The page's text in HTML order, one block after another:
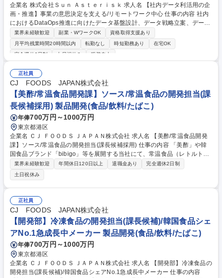
企業名 株式会社Ｓｕｎ Ａｓｔｅｒｉｓｋ 求人名 【社内データ利活用の企
画・推進】事業の意思決定を支える/リモートワーク中心 仕事の内容 社内
におけるDataOps推進に向けたデータ基盤設計、データ戦略立案、データ
ガバナンスのプランニングなどをお任せいたします。事業がデータを起点
に動く仕組みづくりや要件設定に取り組んでいただきます。 【業務詳細】
社内データ基盤のアーキテクチャ設計や既存データインフラ環境の分析、
他部署と連携し、社内に蓄積されたデータを当社の事業戦略の方向性決定
や経営企画チームとの連携まで担っていただきます。データ基盤の設計・
活用方針の立案に加え、若手メンバーへの知識共有やデータ基盤の整備や
利活用に向けた要件定義などの役割も期待しています。 募集職種 【社内
データ利活用の企画・推進】事業の意思決定を支える/リモートワーク中心
業界未経験歓迎 副業・WワークOK
資格取得支援あり
月平均残業時間20時間以内
転勤なし 時短勤務あり
在宅OK
完全週休2日制
土日祝休み 服装自由
正社員
CJ FOODS JAPAN株式会社
【美酢/常温食品開発課】ソース/常温食品の開発担当(課
長候補採用) 製品開発(食品/飲料/たばこ)
年俸700万円～1000万円
東京都港区
企業名 ＣＪ ＦＯＯＤＳ ＪＡＰＡＮ株式会社 求人名 【美酢/常温食品開発
課】ソース/常温食品の開発担当(課長候補採用) 仕事の内容 「美酢」や韓
国食品ブランド「bibigo」等を展開する当社にて、常温食品（レトルト食
品/調味料/韓国のりなど）の開発を担当いただきます。将来的に部門のプ
レイングマネージャーをお任せする予定です。 【業務詳細】▼原料・配合
設計▼試作開発▼製造条件の最適化▼量産化に向けた課題抽出および改善
提案など▼開発業務全般▼スムーズな商品化を実現に向けた弊社企画部
門・OEM先との折衝/弊社品質保証部門と連携 ◆入社後まずは、常温食品
開発の担当として、新商品開発や既存商品のブラッシュアップに向けて、
レシピ開発や配合決定し、各OEM先（日本国内 約5社）との折衝・管理な
どを主導いただきます。 募集職種 【美酢/常温食品開発課】ソース/常温食
品の開発担当(課長候補採用)
業界未経験歓迎 年間休日120日以上 退職金あり
完全週休2日制
土日祝休み
正社員
CJ FOODS JAPAN株式会社
【開発部】冷凍食品の開発担当(課長候補)/韓国食品シェ
アNo.1急成長中メーカー 製品開発(食品/飲料/たばこ)
年俸700万円～1000万円
東京都港区
企業名 ＣＪ ＦＯＯＤＳ ＪＡＰＡＮ株式会社 求人名 【開発部】冷凍食品の
開発担当(課長候補)/韓国食品シェアNo.1急成長中メーカー 仕事の内容